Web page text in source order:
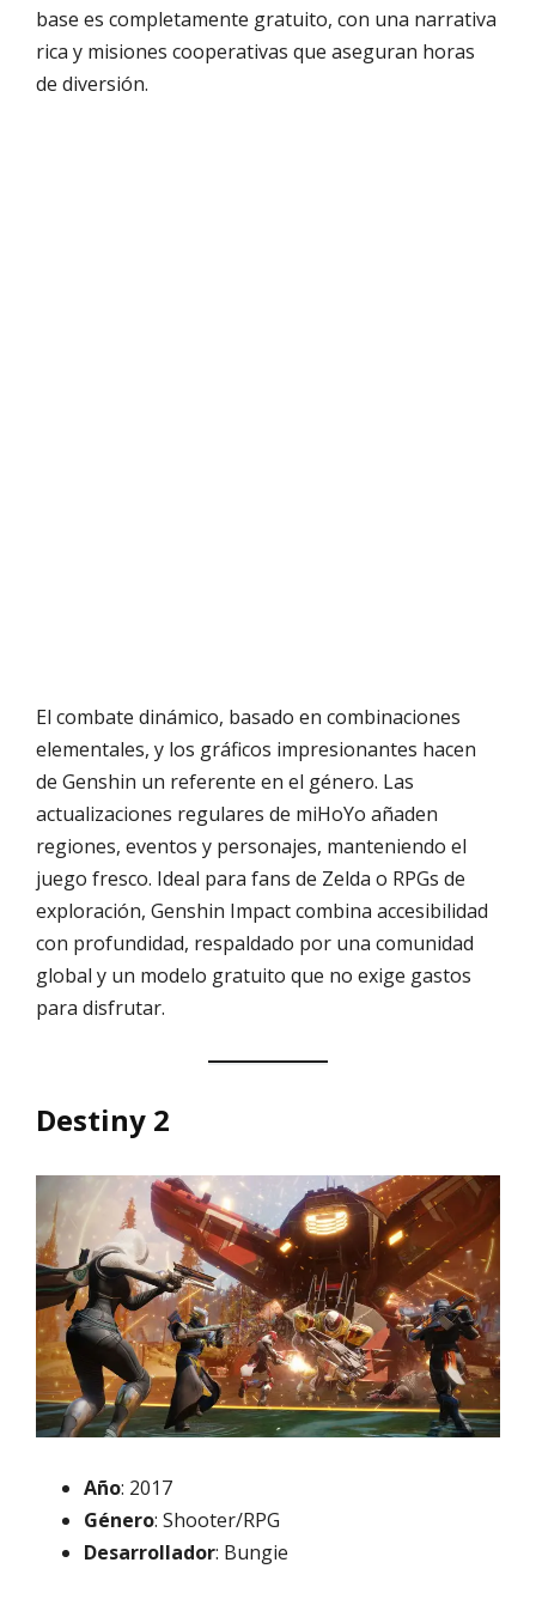
base es completamente gratuito, con una narrativa
rica y misiones cooperativas que aseguran horas
de diversión.
El combate dinámico, basado en combinaciones
elementales, y los gráficos impresionantes hacen
de Genshin un referente en el género. Las
actualizaciones regulares de miHoYo añaden
regiones, eventos y personajes, manteniendo el
juego fresco. Ideal para fans de Zelda o RPGs de
exploración, Genshin Impact combina accesibilidad
con profundidad, respaldado por una comunidad
global y un modelo gratuito que no exige gastos
para disfrutar.
Destiny 2
Año: 2017
Género: Shooter/RPG
Desarrollador: Bungie